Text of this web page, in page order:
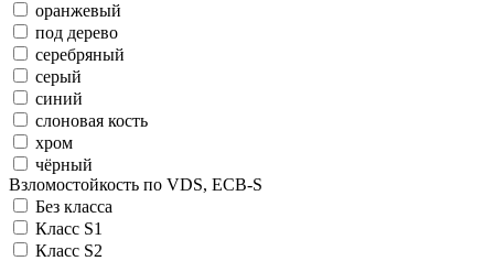
оранжевый
под дерево
серебряный
серый
синий
слоновая кость
хром
чёрный
Взломостойкость по VDS, ECB-S
Без класса
Класс S1
Класс S2